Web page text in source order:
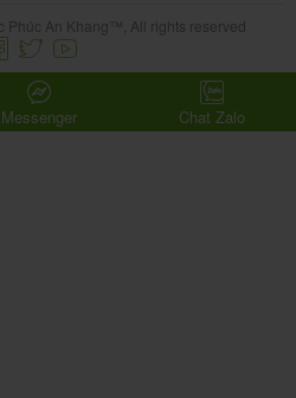
Phúc An Khang™, All rights reserved
Messenger Chat Zalo